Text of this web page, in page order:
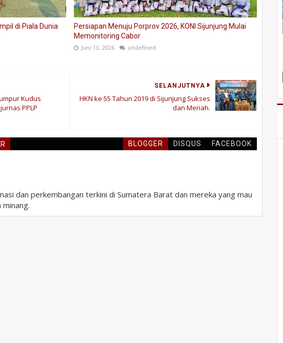
di Piala Dunia
Persiapan Menuju Porprov 2026, KONI Sijunjung Mulai
Memonitoring Cabor
Juni 13, 2026 undefined
SELANJUTNYA
HKN ke 55 Tahun 2019 di Sijunjung Sukses
dan Meriah.
Kudus
PPLP
BLOGGER DISQUS FACEBOOK
dan perkembangan terkini di Sumatera Barat dan mereka yang mau